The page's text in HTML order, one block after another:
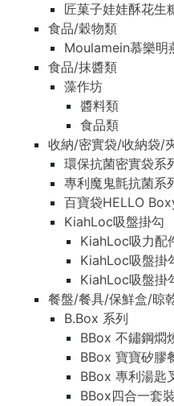
匠菓子娃娃酥花生
食品/穀物類
Moulamein慕樂明
食品/抹醬類
藻作坊
醬料類
食品類
收納/密實袋/收納袋/
環保抗菌密實袋系
專利魔鬼氈抗菌系
百寶袋HELLO
KiahLoc吸盤掛勾
KiahLoc吸力配
KiahLoc吸盤
KiahLoc吸盤掛
餐盤/餐具/保鮮盒/晾
B.Box 系列
BBox 不鏽鋼燜
BBox 寶寶矽膠
BBox 專利湯匙
BBox四合一套